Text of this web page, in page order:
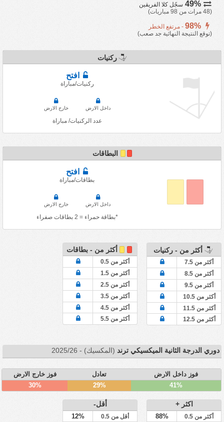
سجًل كلا الفريقين
(48 مرات من 98 مباريات)
- مرتفع الخطر
(توقع النتيجة النهائية جد صعب)
ركنيات
افتح
ركنيات/مباراة
خارج الارض داخل الارض
عدد الركنيات/ مباراة
البطاقات
افتح
بطاقات/مباراة
خارج الارض داخل الارض
*بطاقة حمراء = 2 بطاقات صفراء
أكثر من - ركنيات
أكثر من 7.5
أكثر من 8.5
أكثر من 9.5
أكثر من 10.5
أكثر من 11.5
أكثر من 12.5
أكثر من - بطاقات
أكثر من 0.5
أكثر من 1.5
أكثر من 2.5
أكثر من 3.5
أكثر من 4.5
أكثر من 5.5
دوري الدرجة الثانية الميكسيكي ترند (المكسيك) - 2025/26
فوز خارج الارض تعادل
فوز داخل الارض
30%
29% 41%
اكثر +
أكثر من 0.5 88%
أقل-
أقل من 0.5 12%